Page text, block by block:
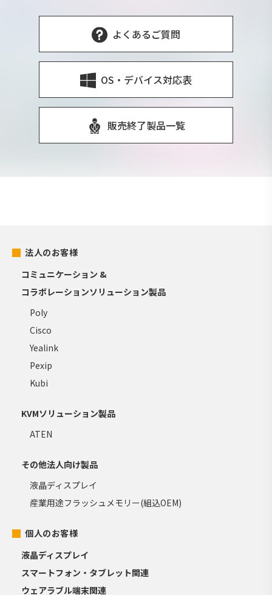
よくあるご質問
OS・デバイス対応表
販売終了製品一覧
法人のお客様
コミュニケーション &
コラボレーションソリューション製品
Poly
Cisco
Yealink
Pexip
Kubi
KVMソリューション製品
ATEN
その他法人向け製品
液晶ディスプレイ
産業用途フラッシュメモリー(組込OEM)
個人のお客様
液晶ディスプレイ
スマートフォン・タブレット関連
ウェアラブル端末関連